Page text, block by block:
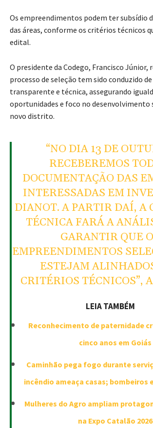
Os empreendimentos podem ter subsídio
das áreas, conforme os critérios técnicos
edital.
O presidente da Codego, Francisco Júnior,
processo de seleção tem sido conduzido
transparente e técnica, assegurando
oportunidades e foco no desenvolvimento
novo distrito.
“NO DIA 13 DE
RECEBEREMOS
DOCUMENTAÇÃO DAS
INTERESSADAS EM
DIANOT. A PARTIR DAÍ, A
TÉCNICA FARÁ A
GARANTIR QUE
EMPREENDIMENTOS
ESTEJAM
CRITÉRIOS TÉCNICOS”,
LEIA TAMBÉM
Reconhecimento de paternidade
cinco anos em Goiás
Caminhão pega fogo durante
incêndio ameaça casas; bombeiros
Mulheres do Agro ampliam
na Expo Catalão 2026